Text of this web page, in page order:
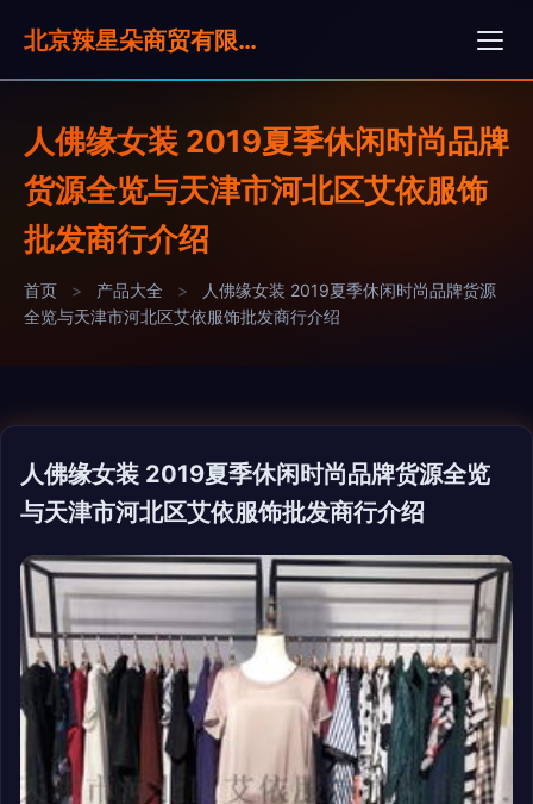
北京辣星朵商贸有限公司
人佛缘女装 2019夏季休闲时尚品牌
货源全览与天津市河北区艾依服饰
批发商行介绍
首页 > 产品大全 >
人佛缘女装 2019夏季休闲时尚品牌货源
全览与天津市河北区艾依服饰批发商行介绍
人佛缘女装 2019夏季休闲时尚品牌货源全览
与天津市河北区艾依服饰批发商行介绍